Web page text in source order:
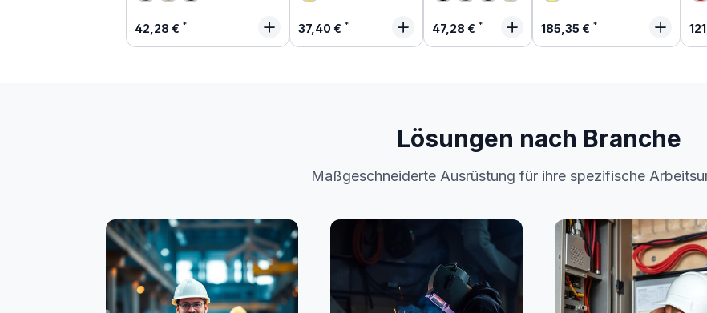
Regulärer Preis:
42,28 € Regulärer Preis:
37,40 € Regulärer Preis:
47,28 € Regulärer Preis:
185,35 €
Lösungen nach Branche
Maßgeschneiderte Ausrüstung für ihre spezifische